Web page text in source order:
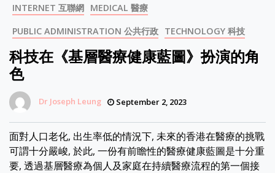
INTERNET 互聯網 MEDICAL 醫療
PUBLIC ADMINISTRATION 公共行政 TECHNOLOGY 科技
科技在《基層醫療健康藍圖》扮演的角
色
Dr Joseph Leung September 2, 2023
面對人口老化, 出生率低的情況下, 未來的香港在醫療的挑戰
可謂十分嚴峻, 於此, 一份有前瞻性的醫療健康藍圖是十分重
要, 透過基層醫療為個人及家庭在持續醫療流程的第一個接